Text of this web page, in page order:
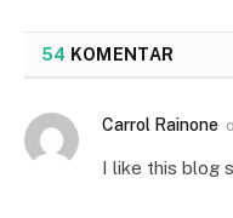
54 KOMENTAR
Carrol Rainone
I like this blog